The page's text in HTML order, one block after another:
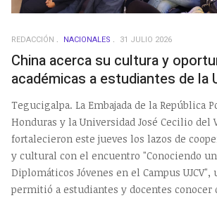
REDACCIÓN NACIONALES 31 JULIO 2026
China acerca su cultura y
académicas a estudiantes de la
Tegucigalpa. La Embajada de la República
Honduras y la Universidad José Cecilio del
fortalecieron este jueves los lazos de
y cultural con el encuentro "Conociendo
Diplomáticos Jóvenes en el Campus
permitió a estudiantes y docentes conocer